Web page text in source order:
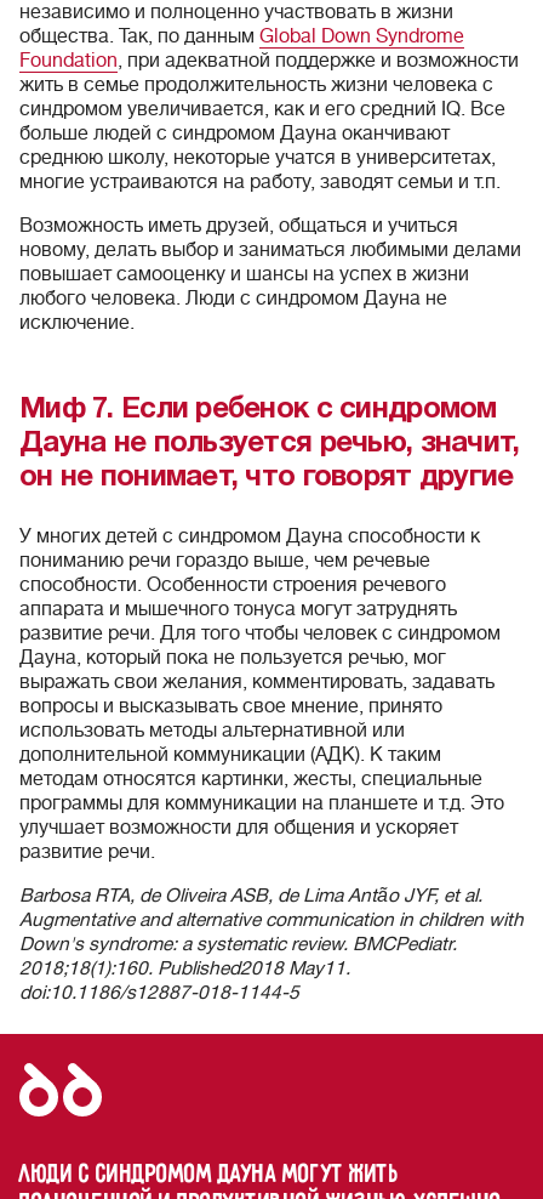
независимо и полноценно участвовать в жизни
общества. Так, по данным Global Down Syndrome
Foundation, при адекватной поддержке и возможности
жить в семье продолжительность жизни человека с
синдромом увеличивается, как и его средний IQ. Все
больше людей с синдромом Дауна оканчивают
среднюю школу, некоторые учатся в университетах,
многие устраиваются на работу, заводят семьи и т.п.
Возможность иметь друзей, общаться и учиться
новому, делать выбор и заниматься любимыми делами
повышает самооценку и шансы на успех в жизни
любого человека. Люди с синдромом Дауна не
исключение.
Миф 7. Если ребенок с синдромом
Дауна не пользуется речью, значит,
он не понимает, что говорят другие
У многих детей с синдромом Дауна способности к
пониманию речи гораздо выше, чем речевые
способности. Особенности строения речевого
аппарата и мышечного тонуса могут затруднять
развитие речи. Для того чтобы человек с синдромом
Дауна, который пока не пользуется речью, мог
выражать свои желания, комментировать, задавать
вопросы и высказывать свое мнение, принято
использовать методы альтернативной или
дополнительной коммуникации (АДК). К таким
методам относятся картинки, жесты, специальные
программы для коммуникации на планшете и т.д. Это
улучшает возможности для общения и ускоряет
развитие речи.
Barbosa RTA, de Oliveira ASB, de Lima Antão JYF, et al.
Augmentative and alternative communication in children with
Down's syndrome: a systematic review. BMCPediatr.
2018;18(1):160. Published2018 May11.
doi:10.1186/s12887-018-1144-5
Люди с синдромом Дауна могут жить